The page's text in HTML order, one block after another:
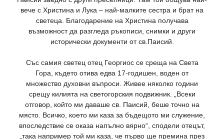
вече с Христина и Лука – най-малките сестра и брат на
светеца. Благодарение на Христина получава
възможност да разгледа ръкописи, снимки и други
исторически документи от св.Паисий.
Със самия светец отец Георгиос се среща на Света
Гора, където отива едва 17-годишен, воден от
множество духовни въпроси. Живее няколко години
срещу килията на светогорския подвижник. „Всеки
отговор, който ми даваше св. Паисий, беше точно на
място. Всичко, което ми каза за бъдещото ми служение,
впоследствие се оказа напълно вярно“, сподели отецът,
„така например той ми каза, че първо ще премина през